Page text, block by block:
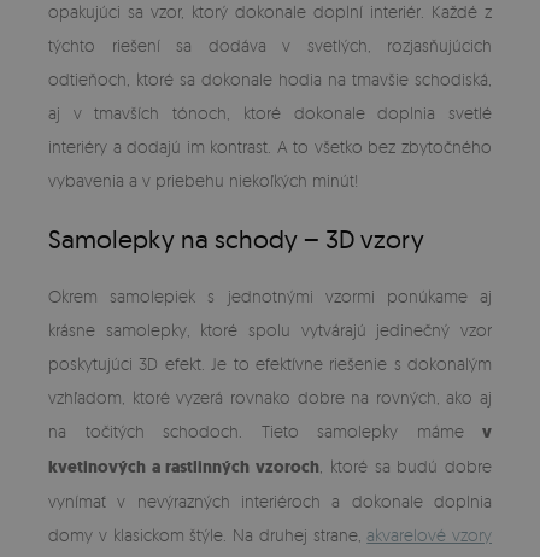
opakujúci sa vzor, ktorý dokonale doplní interiér. Každé z
týchto riešení sa dodáva v svetlých, rozjasňujúcich
odtieňoch, ktoré sa dokonale hodia na tmavšie schodiská,
aj v tmavších tónoch, ktoré dokonale doplnia svetlé
interiéry a dodajú im kontrast. A to všetko bez zbytočného
vybavenia a v priebehu niekoľkých minút!
Samolepky na schody – 3D vzory
Okrem samolepiek s jednotnými vzormi ponúkame aj
krásne samolepky, ktoré spolu vytvárajú jedinečný vzor
poskytujúci 3D efekt. Je to efektívne riešenie s dokonalým
vzhľadom, ktoré vyzerá rovnako dobre na rovných, ako aj
na točitých schodoch. Tieto samolepky máme v
kvetinových a rastlinných vzoroch , ktoré sa budú dobre
vynímať v nevýrazných interiéroch a dokonale doplnia
domy v klasickom štýle. Na druhej strane,akvarelové vzory